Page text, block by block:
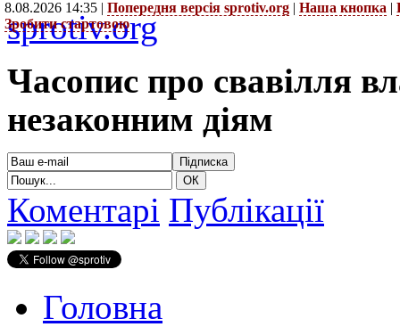
8.08.2026 14:35 | Попередня версія sprotiv.org | Наша кнопка |
Зробити стартовою
sprotiv.org
Часопис про свавілля
незаконним діям
Коментарі Публікації
Головна